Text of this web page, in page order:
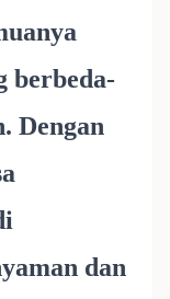
berbeda-
Dengan
dan